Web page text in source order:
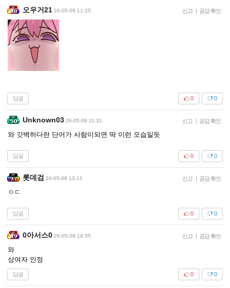
오우거21 26-05-09 11:25 신고 | 공감 확인
답글 0
0
Unknown03 26-05-09 11:31 신고 | 공감 확인
와 갓벽하다란 단어가 사람이되면 딱 이런 모습일듯
답글 0
0
롯데검 26-05-09 13:11 신고 | 공감 확인
ㅇㄷ
답글 0
0
0아서스0 26-05-09 14:55 신고 | 공감 확인
와
상여자 인정
답글 0
0